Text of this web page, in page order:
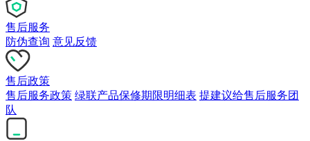
售后服务
防伪查询 意见反馈
售后政策
售后服务政策 绿联产品保修期限明细表 提建议给售后服务团
队